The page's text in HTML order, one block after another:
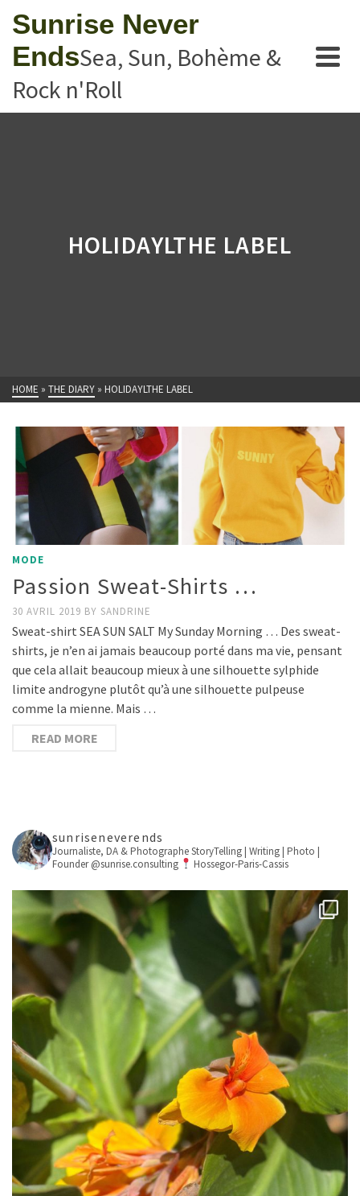
Sunrise Never
EndsSea, Sun, Bohème &
Rock n'Roll
HOLIDAYLTHE LABEL
HOME » THE DIARY » HOLIDAYLTHE LABEL
MODE
Passion Sweat-Shirts …
30 AVRIL 2019 BY SANDRINE
Sweat-shirt SEA SUN SALT My Sunday Morning … Des sweat-
shirts, je n’en ai jamais beaucoup porté dans ma vie, pensant
que cela allait beaucoup mieux à une silhouette sylphide
limite androgyne plutôt qu’à une silhouette pulpeuse
comme la mienne. Mais …
READ MORE
sunriseneverends
Journaliste, DA & PhotographeStoryTelling | Writing | Photo |
Founder @sunrise.consulting
Hossegor-Paris-Cassis